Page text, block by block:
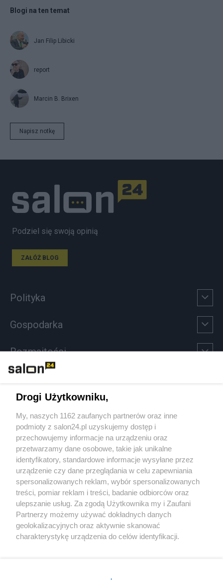
Blogi na ten temat
Jan Filip Libicki
report
Marcin B. Brixen
Napisz notkę
Podziel się swoją opinią
ZAŁÓŻ BLOG
Polityka
Gospodarka
Rozmaitości
Sport
Społeczeństwo
Kultura
X Facebook Instagram Youtube
Drogi Użytkowniku,
My, naszych 1162 zaufanych partnerów oraz inne
podmioty z salon24.pl uzyskujemy dostęp i
przechowujemy informacje na urządzeniu oraz
przetwarzamy dane osobowe, takie jak unikalne
identyfikatory, standardowe informacje wysyłane przez
urządzenie czy dane przeglądania w celu zapewniania
spersonalizowanych reklam, wybór spersonalizowanych
treści, pomiar reklam i treści, badanie odbiorców oraz
ulepszanie usług. Za zgodą Użytkownika my i Zaufani
Partnerzy możemy używać dokładnych danych
geolokalizacyjnych oraz aktywnie skanować
charakterystykę urządzenia do celów identyfikacji.